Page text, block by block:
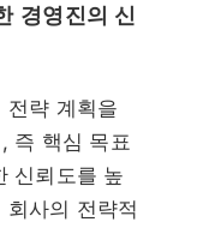
경영진의 신
전략 계획을
즉 핵심 목표
신뢰도를 높
사의 전략적